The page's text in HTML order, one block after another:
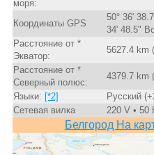
моря:
Координаты GPS
50° 36'
34' 48.5"
Расстояние от *
Экватор:
5627.4 km
Расстояние от *
Северный полюс:
4379.7 km
Языки: [*2]
Русский
Сетевая вилка
220 V • 50
Белгород На